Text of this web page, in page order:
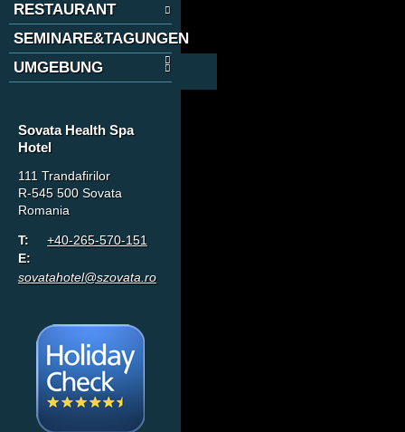
RESTAURANT
SEMINARE&TAGUNGEN
UMGEBUNG
Sovata Health Spa
Hotel
111 Trandafirilor
R-545 500 Sovata
Romania
T:
+40-265-570-151
E:
sovatahotel@szovata.ro